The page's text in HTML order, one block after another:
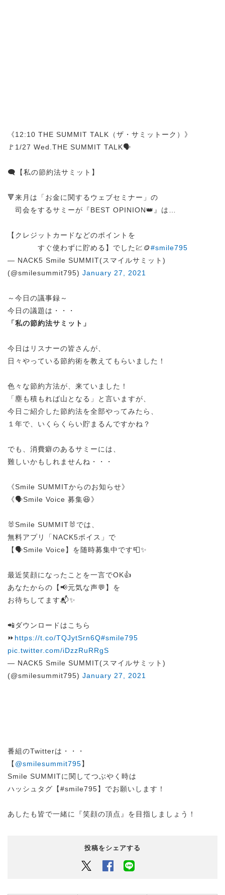
《12:10 THE SUMMIT TALK（ザ・サミットーク）》
🚩1/27 Wed.THE SUMMIT TALK🗣️
🗨️【私の節約法サミット】
🔻来月は「お金に関するウェブセミナー」の
司会をするサミーが『BEST OPINION👑』は…
【クレジットカードなどのポイントを
すぐ使わずに貯める】でした💹🪙#smile795
— NACK5 Smile SUMMIT(スマイルサミット)
(@smilesummit795) January 27, 2021
～今日の議事録～
今日の議題は・・・
「私の節約法サミット 」
今日はリスナーの皆さんが、
日々やっている節約術を教えてもらいました！
色々な節約方法が、来ていました！
「塵も積もれば山となる」と言いますが、
今日ご紹介した節約法を全部やってみたら、
１年で、いくらくらい貯まるんですかね？
でも、消費癖のあるサミーには、
難しいかもしれませんね・・・
《Smile SUMMITからのお知らせ》
《🗣️Smile Voice 募集😆》
🐰Smile SUMMIT🐰では、
無料アプリ「NACK5ボイス」で
【🗣️Smile Voice】を随時募集中です📮✨
最近笑顔になったことを一言でOK👍
あなたからの【📢元気な声💬】を
お待ちしてます📬✨
📲ダウンロードはこちら
⏩ https://t.co/TQJytSrn6Q#smile795
pic.twitter.com/iDzzRuRRgS
— NACK5 Smile SUMMIT(スマイルサミット)
(@smilesummit795) January 27, 2021
番組のTwitterは・・・
【 @smilesummit795】
Smile SUMMITに関してつぶやく時は
ハッシュタグ【#smile795】でお願いします！
あしたも皆で一緒に『笑顔の頂点』を目指しましょう！
投稿をシェアする
Twitter Facebook